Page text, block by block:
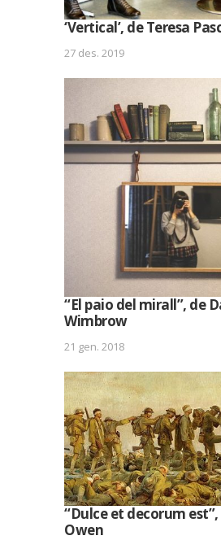
‘Vertical’, de Teresa
27 des. 2019
“El paio del mirall”, de
Wimbrow
21 gen. 2018
“Dulce et decorum
Owen